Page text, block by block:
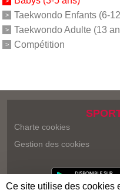
Taekwondo Enfants (6-
Taekwondo Adulte (13
Compétition
Charte cookies
Gestion des cookies
Ce site utilise des cookies